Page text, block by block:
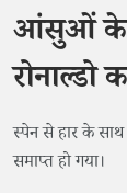
आंसुओं के
स्पेन से हार के साथ
समाप्त हो गया।